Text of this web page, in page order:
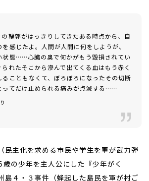
輪郭がはっきりしてきたある時点から、自
感じたよ。人間が人間に何をしようが、
状態……心臓の奥で何かがもう毀損されてい
れたそこから滲んで出てくる血はもう赤く
ることもなくて、ぼろぼろになったその切断
ってだけ止められる痛みが点滅する……
民主化を求める市民や学生を軍が武力弾
歳の少年を主人公にした『少年がく
島４・３事件（蜂起した島民を軍が村ご